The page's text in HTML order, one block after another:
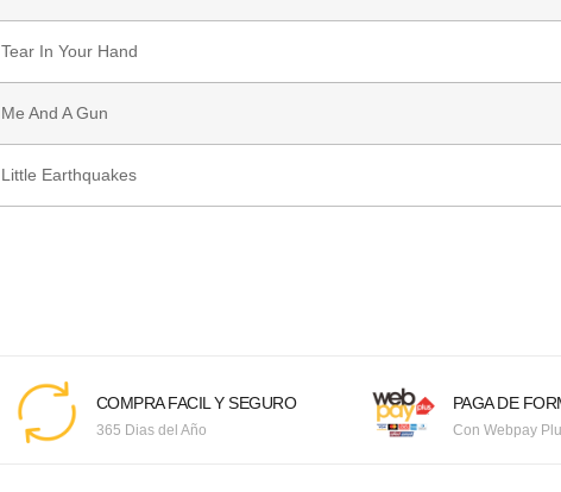
Tear In Your Hand
Me And A Gun
Little Earthquakes
COMPRA FACIL Y SEGURO
365 Dias del Año
PAGA DE
Con Webpay